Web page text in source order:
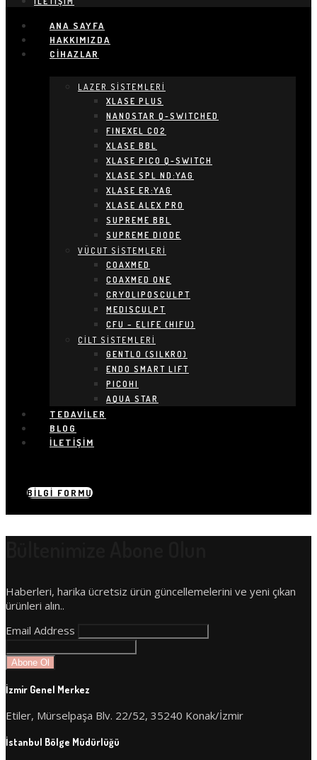
ANA SAYFA
HAKKIMIZDA
CIHAZLAR
LAZER SİSTEMLERİ
XLASE PLUS
NANOSTAR Q-SWITCHED
FINEXEL CO2
XLASE BBL
XLASE PICO Q-SWITCH
XLASE SPL ND:YAG
XLASE ER:YAG
XLASE ALEX PRO
SUPREME BBL
SUPREME DIODE
VÜCUT SİSTEMLERİ
COAXMED
COAXMED ONE
CRYOLIPOSCULPT
MEDISCULPT
CFU – ELIFE (HIFU)
CİLT SİSTEMLERİ
GENTLO (SILKRO)
ENDO SMART LIFT
PICOHI
AQUA STAR
TEDAVILER
BLOG
İLETIŞIM
BILGI FORMU
Haberleri, harika ücretsiz ürün güncellemelerini ve yeni çıkan
ürünleri alın..
Email Address
İzmir Genel Merkez
Etiler, Mürselpaşa Blv. 22/52, 35240 Konak/İzmir
İstanbul Bölge Müdürlüğü